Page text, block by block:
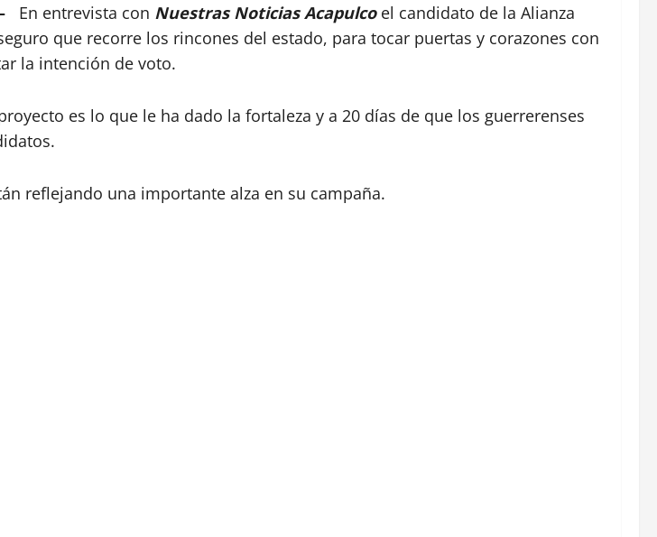
En entrevista con Nuestras Noticias Acapulco el candidato de la Alianza
que recorre los rincones del estado, para tocar puertas y corazones con
la intención de voto.
es lo que le ha dado la fortaleza y a 20 días de que los guerrerenses
reflejando una importante alza en su campaña.